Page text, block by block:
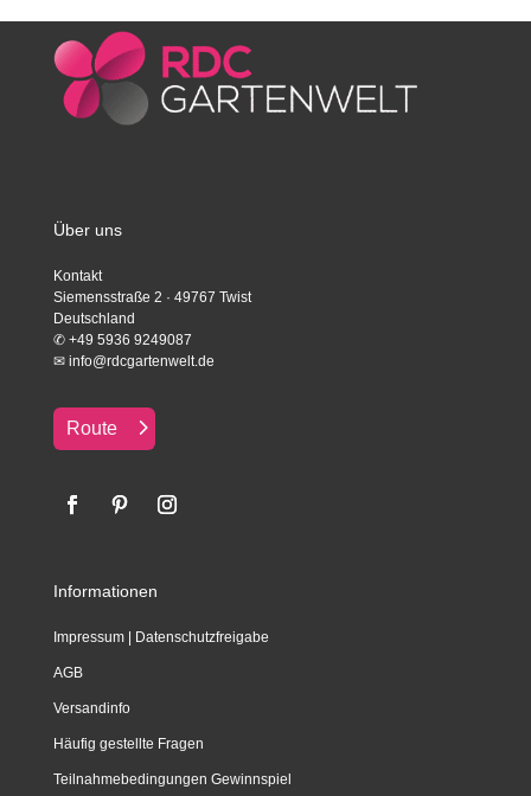
Über uns
Kontakt
Siemensstraße 2 · 49767 Twist
Deutschland
✆ +49 5936 9249087
✉ info@rdcgartenwelt.de
Route
Informationen
Impressum| Datenschutzfreigabe
AGB
Versandinfo
Häufig gestellte Fragen
Teilnahmebedingungen Gewinnspiel